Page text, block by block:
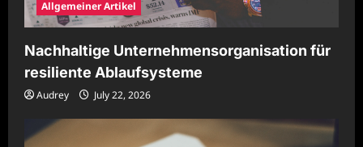
Allgemeiner Artikel
Nachhaltige Unternehmensorganisation für
resiliente Ablaufsysteme
Audrey July 22, 2026